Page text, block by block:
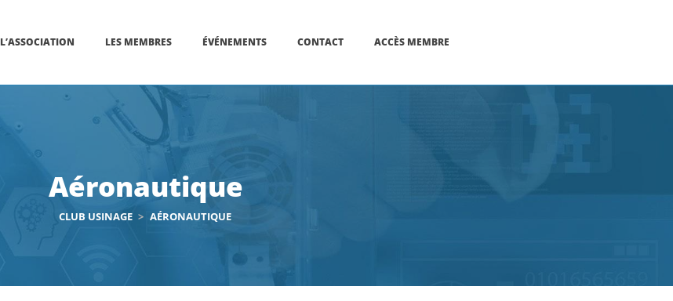
L’ASSOCIATION LES MEMBRES ÉVÉNEMENTS CONTACT ACCÈS MEMBRE
Aéronautique
CLUB USINAGE > AÉRONAUTIQUE